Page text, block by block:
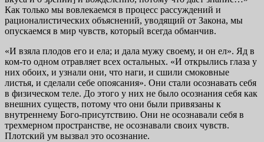
Как только мы вовлекаемся в процесс рассуждений и
рационалистических объяснений, уводящий от Закона, мы
опускаемся в мир чувств, который всегда обманчив.
«И взяла плодов его и ела; и дала мужу своему, и он ел». Яд в
ком-то одном отравляет всех остальных. «И открылись глаза у
них обоих, и узнали они, что наги, и сшили смоковные
листья, и сделали себе опоясания». Они стали осознавать себя
в физическом теле. До этого у них не было осознания себя как
внешних существ, потому что они были привязаны к
внутреннему Бого-присутствию. Они не осознавали себя в
трехмерном пространстве, не осознавали своих чувств.
Плотский ум вызвал это осознание.